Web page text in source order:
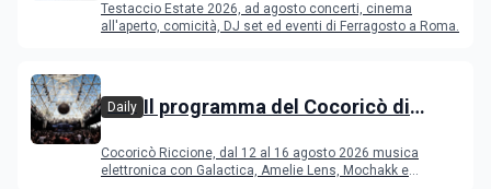
Ferragosto
Testaccio Estate 2026, ad agosto concerti, cinema
all'aperto, comicità, DJ set ed eventi di Ferragosto a Roma.
Daily Il programma del Cocoricò di
Cocoricò Riccione, dal 12 al 16 agosto 2026 musica
elettronica con Galactica, Amelie Lens, Mochakk e